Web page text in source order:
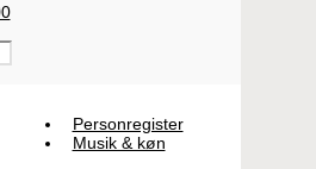
Personregister
Musik & køn